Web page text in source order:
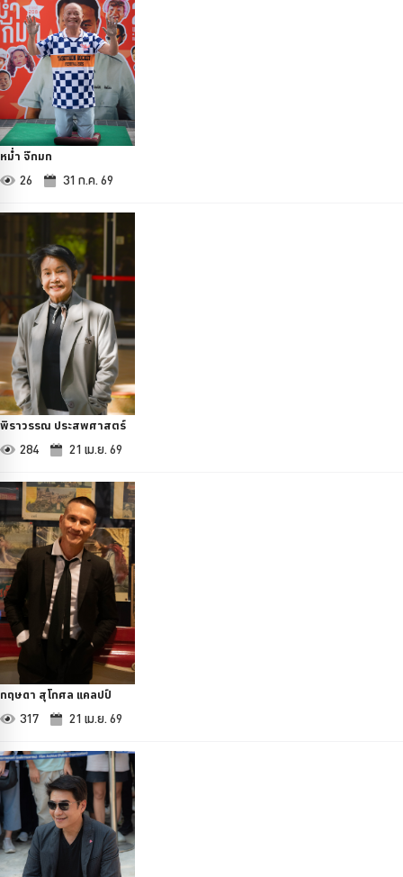
หม่ำ จ๊กมก
26 31 ก.ค. 69
พิราวรรณ ประสพศาสตร์
284 21 เม.ย. 69
กฤษดา สุโกศล แคลปป์
317 21 เม.ย. 69